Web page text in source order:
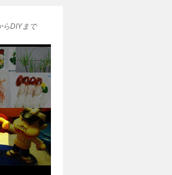
らDIYまで